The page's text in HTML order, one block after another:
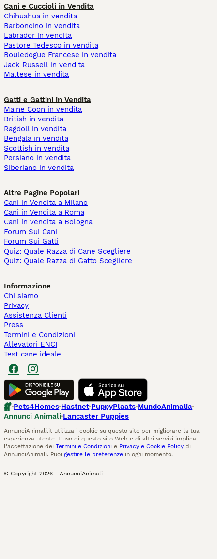
Cani e Cuccioli in Vendita
Chihuahua in vendita
Barboncino in vendita
Labrador in vendita
Pastore Tedesco in vendita
Bouledogue Francese in vendita
Jack Russell in vendita
Maltese in vendita
Gatti e Gattini in Vendita
Maine Coon in vendita
British in vendita
Ragdoll in vendita
Bengala in vendita
Scottish in vendita
Persiano in vendita
Siberiano in vendita
Altre Pagine Popolari
Cani in Vendita a Milano
Cani in Vendita a Roma
Cani in Vendita a Bologna
Forum Sui Cani
Forum Sui Gatti
Quiz: Quale Razza di Cane Scegliere
Quiz: Quale Razza di Gatto Scegliere
Informazione
Chi siamo
Privacy
Assistenza Clienti
Press
Termini e Condizioni
Allevatori ENCI
Test cane ideale
Pets4Homes Hastnet PuppyPlaats MundoAnimalia
Annunci Animali Lancaster Puppies
AnnunciAnimali.it utilizza i cookie su questo sito per migliorare la tua
esperienza utente. L'uso di questo sito Web e di altri servizi implica
l'accettazione dei Termini e Condizioni e Privacy e Cookie Policy di
AnnunciAnimali. Puoi gestire le preferenze in ogni momento.
© Copyright 2026 - AnnunciAnimali